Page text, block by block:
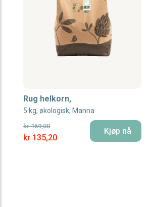
Rug helkorn,
5 kg, økologisk, Manna
Special Price
kr 135,20
kr 169,00 Kjøp nå